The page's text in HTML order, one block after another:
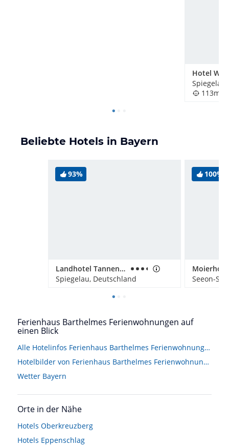
Hotel
113m
Beliebte Hotels in Bayern
93%
Landhotel Tannenhof
Spiegelau, Deutschland
100%
Moierhof
Seeon-
Ferienhaus Barthelmes Ferienwohnungen auf
einen Blick
Alle Hotelinfos Ferienhaus Barthelmes Ferienwohnungen
Hotelbilder von Ferienhaus Barthelmes Ferienwohnungen
Wetter Bayern
Orte in der Nähe
Hotels Oberkreuzberg
Hotels Eppenschlag